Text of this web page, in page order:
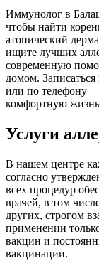
Иммунолог в
чтобы найти
атопический
ищите лучших
современную
домом.
или по телефону
комфортную жизнь
Услуги
В нашем центре
согласно
всех процедур
врачей, в том
других, строгом
применении
вакцин и
вакцинации.